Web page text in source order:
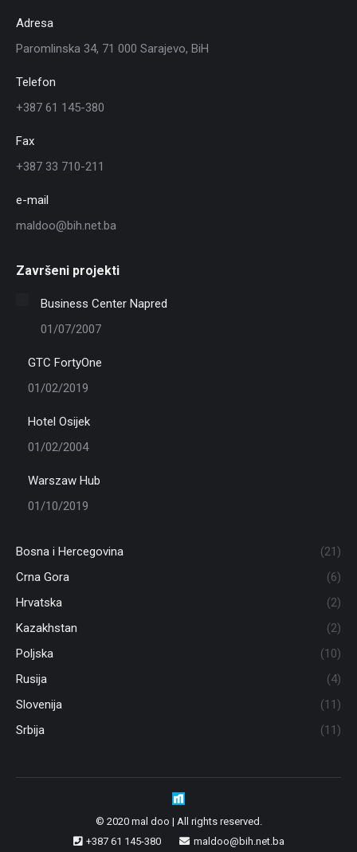
Adresa
Paromlinska 34, 71 000 Sarajevo, BiH
Telefon
+387 61 145-380
Fax
+387 33 710-211
e-mail
maldoo@bih.net.ba
Završeni projekti
Business Center Napred
01/07/2007
GTC FortyOne
01/02/2019
Hotel Osijek
01/02/2004
Warszaw Hub
01/10/2019
Bosna i Hercegovina
(21)
Crna Gora
(6)
Hrvatska
(2)
Kazakhstan
(2)
Poljska
(10)
Rusija
(4)
Slovenija
(11)
Srbija
(11)
© 2020 mal doo | All rights reserved.
+387 61 145-380
maldoo@bih.net.ba